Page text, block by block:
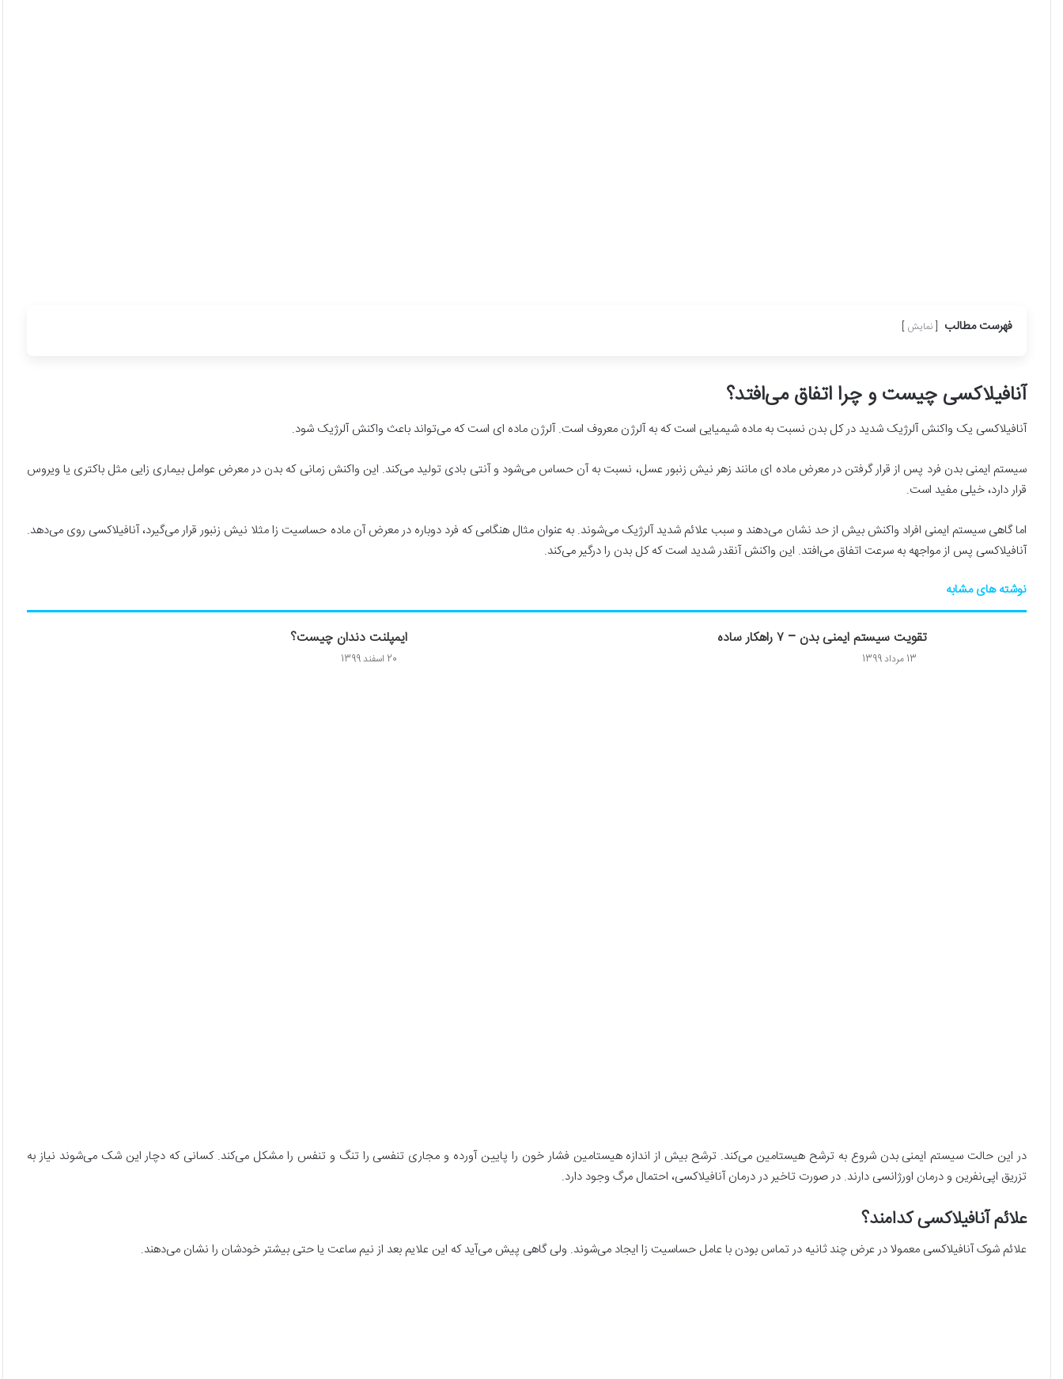
فهرست مطالب نمایش
آنافیلاکسی چیست و چرا اتفاق می‌افتد؟
آنافیلاکسی یک واکنش آلرژیک شدید در کل بدن نسبت به ماده شیمیایی است که به آلرژن معروف است. آلرژن ماده ای است که می‌تواند باعث واکنش آلرژیک شود.
سیستم ایمنی بدن فرد پس از قرار گرفتن در معرض ماده ای مانند زهر نیش زنبور عسل، نسبت به آن حساس می‌شود و آنتی بادی تولید می‌کند. این واکنش زمانی که بدن در معرض عوامل بیماری زایی مثل باکتری یا ویروس
قرار دارد، خیلی مفید است.
اما گاهی سیستم ایمنی افراد واکنش بیش از حد نشان می‌دهند و سبب علائم شدید آلرژیک می‌شوند. به عنوان مثال هنگامی که فرد دوباره در معرض آن ماده حساسیت زا مثلا نیش زنبور قرار می‌گیرد، آنافیلاکسی روی می‌دهد.
آنافیلاکسی پس از مواجهه به سرعت اتفاق می‌افتد. این واکنش آنقدر شدید است که کل بدن را درگیر می‌کند.
نوشته های مشابه
تقویت سیستم ایمنی بدن – ۷ راهکار ساده
13 مرداد 1399
ایمپلنت دندان چیست؟
20 اسفند 1399
در این حالت سیستم ایمنی بدن شروع به ترشح هیستامین می‌کند. ترشح بیش از اندازه هیستامین فشار خون را پایین آورده و مجاری تنفسی را تنگ و تنفس را مشکل می‌کند. کسانی که دچار این شک می‌شوند نیاز به
تزریق اپی‌نفرین و درمان اورژانسی دارند. در صورت تاخیر در درمان آنافیلاکسی، احتمال مرگ وجود دارد.
علائم آنافیلاکسی کدامند؟
علائم شوک آنافیلاکسی معمولا در عرض چند ثانیه در تماس بودن با عامل حساسیت زا ایجاد می‌شوند. ولی گاهی پیش می‌آید که این علایم بعد از نیم ساعت یا حتی بیشتر خودشان را نشان می‌دهند.